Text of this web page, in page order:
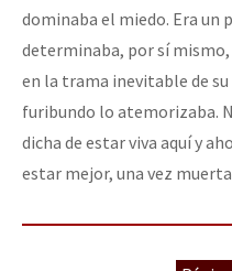
dominaba el miedo. Era un
determinaba, por sí
en la trama inevitable de
furibundo lo atemorizaba.
dicha de estar viva aquí y
estar mejor, una vez